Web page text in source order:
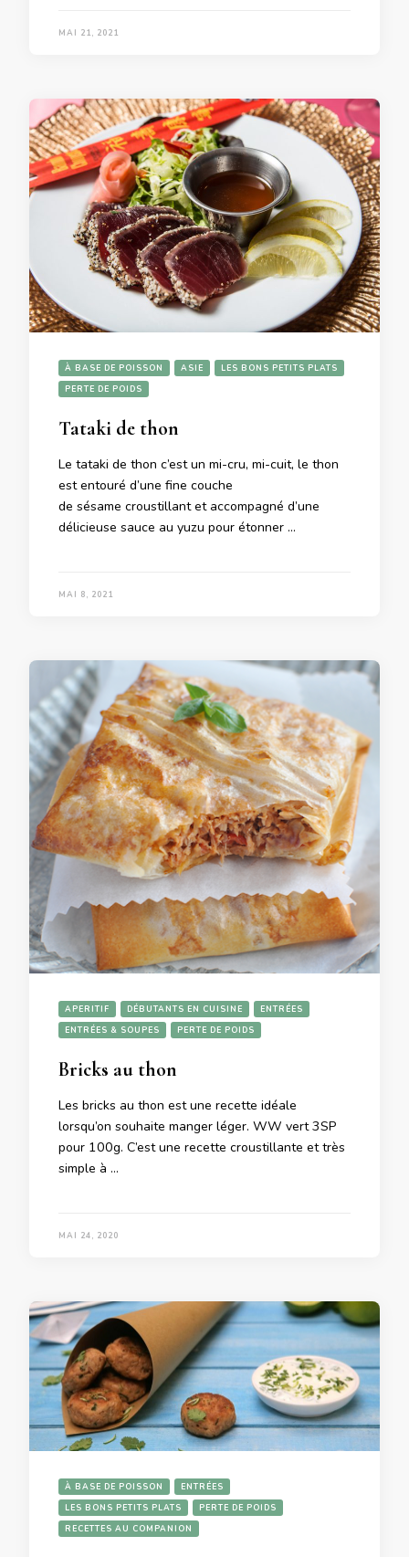
MAI 21, 2021
À BASE DE POISSON ASIE
LES BONS PETITS PLATS
PERTE DE POIDS
Tataki de thon
Le tataki de thon c’est un mi-cru, mi-cuit, le thon
est entouré d’une fine couche
de sésame croustillant et accompagné d’une
délicieuse sauce au yuzu pour étonner …
MAI 8, 2021
APERITIF DÉBUTANTS EN CUISINE
ENTRÉES
ENTRÉES & SOUPES
PERTE DE POIDS
Bricks au thon
Les bricks au thon est une recette idéale
lorsqu’on souhaite manger léger. WW vert 3SP
pour 100g. C’est une recette croustillante et très
simple à …
MAI 24, 2020
À BASE DE POISSON
ENTRÉES
LES BONS PETITS PLATS
PERTE DE POIDS
RECETTES AU COMPANION